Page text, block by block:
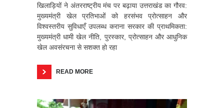
खिलाड़ियों ने अंतरराष्ट्रीय मंच पर बढ़ाया उत्तराखंड का गौरव:
मुख्यमंत्री खेल प्रतिभाओं को हरसंभव प्रोत्साहन और
विश्वस्तरीय सुविधाएँ उपलब्ध कराना सरकार की प्राथमिकता:
मुख्यमंत्री धामी खेल नीति, पुरस्कार, प्रोत्साहन और आधुनिक
खेल अवसंरचना से सशक्त हो रहा
READ MORE